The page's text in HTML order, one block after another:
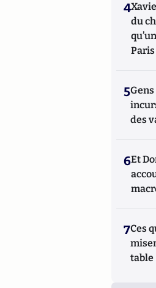
4
du
5
des
6Et
7Ces
table